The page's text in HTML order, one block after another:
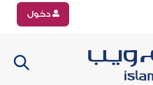
دخول